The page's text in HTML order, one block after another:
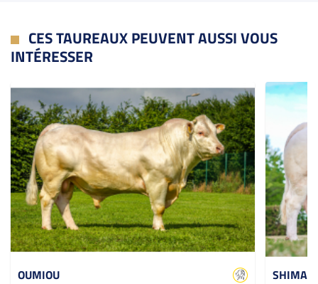
CES TAUREAUX PEUVENT AUSSI VOUS
INTÉRESSER
OUMIOU